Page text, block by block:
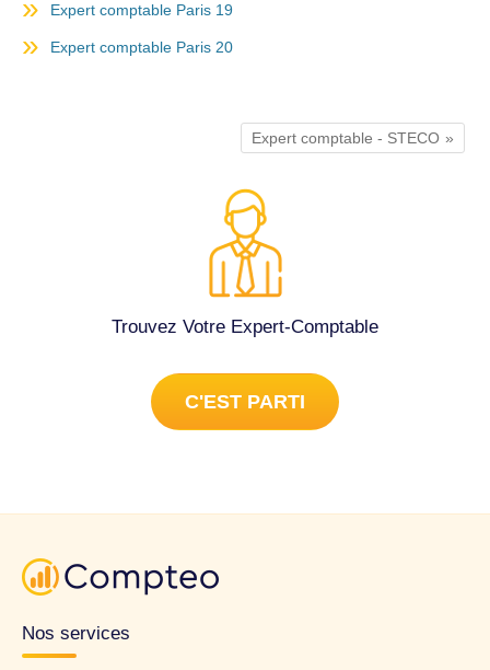
Expert comptable Paris 19
Expert comptable Paris 20
Expert comptable - STECO
Trouvez Votre Expert-Comptable
C'EST PARTI
Nos services